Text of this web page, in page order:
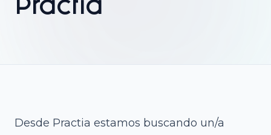
Practia
Desde Practia estamos buscando un/a